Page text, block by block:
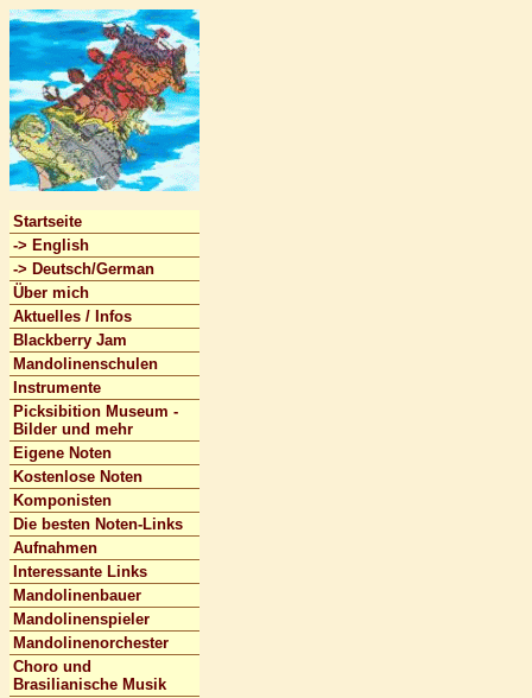
Startseite
-> English
-> Deutsch/German
Über mich
Aktuelles / Infos
Blackberry Jam
Mandolinenschulen
Instrumente
Picksibition Museum -
Bilder und mehr
Eigene Noten
Kostenlose Noten
Komponisten
Die besten Noten-Links
Aufnahmen
Interessante Links
Mandolinenbauer
Mandolinenspieler
Mandolinenorchester
Choro und
Brasilianische Musik